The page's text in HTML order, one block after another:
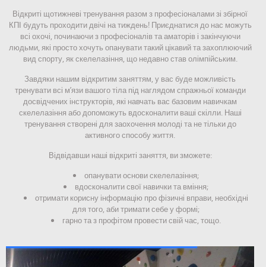
Відкриті щотижневі тренування разом з професіоналами зі збірної
КПІ будуть проходити двічі на тиждень! Приєднатися до нас можуть
всі охочі, починаючи з професіоналів та аматорів і закінчуючи
людьми, які просто хочуть опанувати такий цікавий та захоплюючий
вид спорту, як скелелазіння, що недавно став олімпійським.
Завдяки нашим відкритим заняттям, у вас буде можливість
тренувати всі м’язи вашого тіла під наглядом спражньої команди
досвідчених інструкторів, які навчать вас базовим навичкам
скелелазіння або допоможуть вдосконалити ваші скілли. Наші
тренування створені для заохочення молоді та не тільки до
активного способу життя.
Відвідавши наші відкриті заняття, ви зможете:
опанувати основи скелелазіння;
вдосконалити свої навички та вміння;
отримати корисну інформацію про фізичні вправи, необхідні
для того, аби тримати себе у формі;
гарно та з профітом провести свій час, тощо.